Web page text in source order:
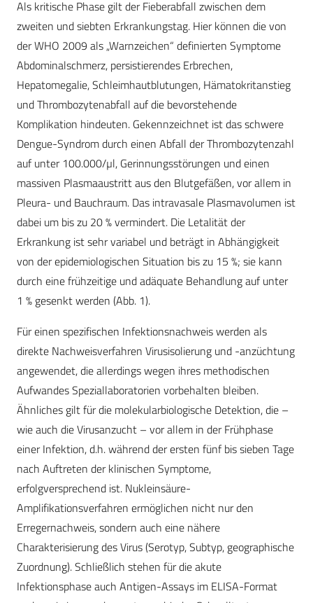
Als kritische Phase gilt der Fieberabfall zwischen dem
zweiten und siebten Erkrankungstag. Hier können die von
der WHO 2009 als „Warnzeichen“ definierten Symptome
Abdominalschmerz, persistierendes Erbrechen,
Hepatomegalie, Schleimhautblutungen, Hämatokritanstieg
und Thrombozytenabfall auf die bevorstehende
Komplikation hindeuten. Gekennzeichnet ist das schwere
Dengue-Syndrom durch einen Abfall der Thrombozytenzahl
auf unter 100.000/µl, Gerinnungsstörungen und einen
massiven Plasmaaustritt aus den Blutgefäßen, vor allem in
Pleura- und Bauchraum. Das intravasale Plasmavolumen ist
dabei um bis zu 20 % vermindert. Die Letalität der
Erkrankung ist sehr variabel und beträgt in Abhängigkeit
von der epidemiologischen Situation bis zu 15 %; sie kann
durch eine frühzeitige und adäquate Behandlung auf unter
1 % gesenkt werden (Abb. 1).
Für einen spezifischen Infektionsnachweis werden als
direkte Nachweisverfahren Virusisolierung und -anzüchtung
angewendet, die allerdings wegen ihres methodischen
Aufwandes Speziallaboratorien vorbehalten bleiben.
Ähnliches gilt für die molekularbiologische Detektion, die –
wie auch die Virusanzucht – vor allem in der Frühphase
einer Infektion, d.h. während der ersten fünf bis sieben Tage
nach Auftreten der klinischen Symptome,
erfolgversprechend ist. Nukleinsäure-
Amplifikationsverfahren ermöglichen nicht nur den
Erregernachweis, sondern auch eine nähere
Charakterisierung des Virus (Serotyp, Subtyp, geographische
Zuordnung). Schließlich stehen für die akute
Infektionsphase auch Antigen-Assays im ELISA-Format